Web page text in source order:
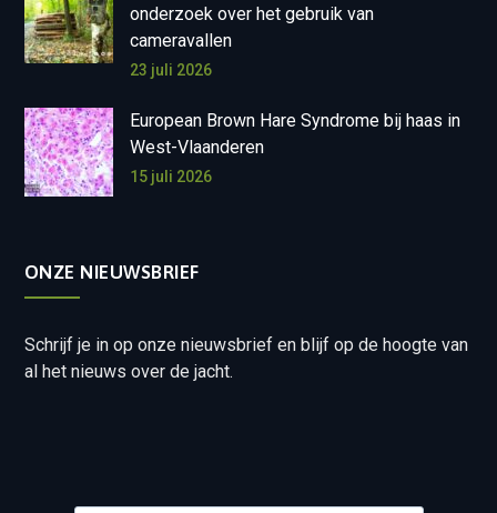
onderzoek over het gebruik van
cameravallen
23 juli 2026
European Brown Hare Syndrome bij haas in
West-Vlaanderen
15 juli 2026
ONZE NIEUWSBRIEF
Schrijf je in op onze nieuwsbrief en blijf op de hoogte van
al het nieuws over de jacht.